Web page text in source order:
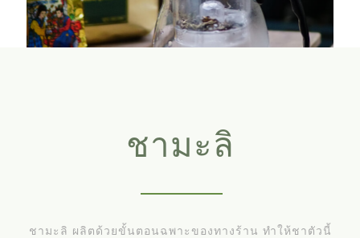
ชามะลิ
ชามะลิ ผลิตด้วยขั้นตอนฉพาะของทางร้าน ทำให้ชาตัวนี้